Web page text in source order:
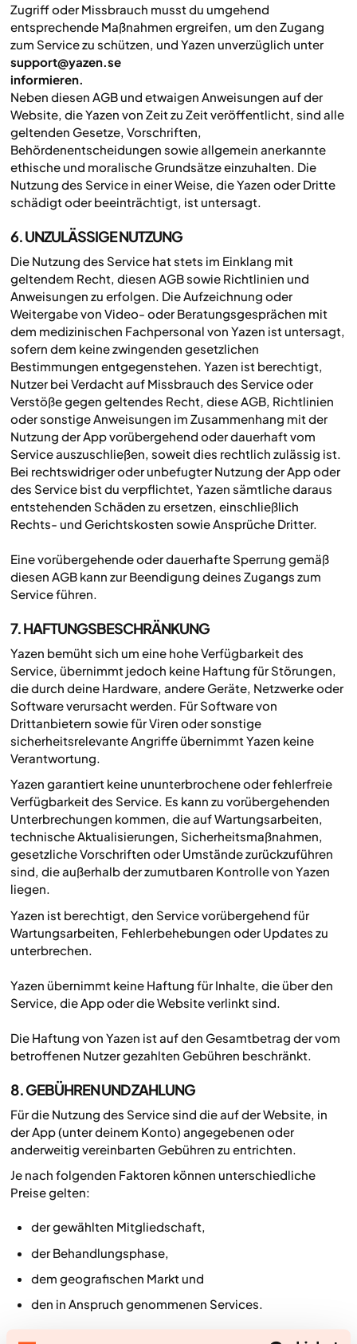
Zugriff oder Missbrauch musst du umgehend
entsprechende Maßnahmen ergreifen, um den Zugang
zum Service zu schützen, und Yazen unverzüglich unter
support@yazen.se
informieren.‍
Neben diesen AGB und etwaigen Anweisungen auf der
Website, die Yazen von Zeit zu Zeit veröffentlicht, sind alle
geltenden Gesetze, Vorschriften,
Behördenentscheidungen sowie allgemein anerkannte
ethische und moralische Grundsätze einzuhalten. Die
Nutzung des Service in einer Weise, die Yazen oder Dritte
schädigt oder beeinträchtigt, ist untersagt.
6. UNZULÄSSIGE NUTZUNG
Die Nutzung des Service hat stets im Einklang mit
geltendem Recht, diesen AGB sowie Richtlinien und
Anweisungen zu erfolgen. Die Aufzeichnung oder
Weitergabe von Video- oder Beratungsgesprächen mit
dem medizinischen Fachpersonal von Yazen ist untersagt,
sofern dem keine zwingenden gesetzlichen
Bestimmungen entgegenstehen. Yazen ist berechtigt,
Nutzer bei Verdacht auf Missbrauch des Service oder
Verstöße gegen geltendes Recht, diese AGB, Richtlinien
oder sonstige Anweisungen im Zusammenhang mit der
Nutzung der App vorübergehend oder dauerhaft vom
Service auszuschließen, soweit dies rechtlich zulässig ist.‍
Bei rechtswidriger oder unbefugter Nutzung der App oder
des Service bist du verpflichtet, Yazen sämtliche daraus
entstehenden Schäden zu ersetzen, einschließlich
Rechts- und Gerichtskosten sowie Ansprüche Dritter.
Eine vorübergehende oder dauerhafte Sperrung gemäß
diesen AGB kann zur Beendigung deines Zugangs zum
Service führen.
7. HAFTUNGSBESCHRÄNKUNG
Yazen bemüht sich um eine hohe Verfügbarkeit des
Service, übernimmt jedoch keine Haftung für Störungen,
die durch deine Hardware, andere Geräte, Netzwerke oder
Software verursacht werden. Für Software von
Drittanbietern sowie für Viren oder sonstige
sicherheitsrelevante Angriffe übernimmt Yazen keine
Verantwortung.
Yazen garantiert keine ununterbrochene oder fehlerfreie
Verfügbarkeit des Service. Es kann zu vorübergehenden
Unterbrechungen kommen, die auf Wartungsarbeiten,
technische Aktualisierungen, Sicherheitsmaßnahmen,
gesetzliche Vorschriften oder Umstände zurückzuführen
sind, die außerhalb der zumutbaren Kontrolle von Yazen
liegen.
Yazen ist berechtigt, den Service vorübergehend für
Wartungsarbeiten, Fehlerbehebungen oder Updates zu
unterbrechen.
Yazen übernimmt keine Haftung für Inhalte, die über den
Service, die App oder die Website verlinkt sind.
Die Haftung von Yazen ist auf den Gesamtbetrag der vom
betroffenen Nutzer gezahlten Gebühren beschränkt.
8. GEBÜHREN UND ZAHLUNG
Für die Nutzung des Service sind die auf der Website, in
der App (unter deinem Konto) angegebenen oder
anderweitig vereinbarten Gebühren zu entrichten.
Je nach folgenden Faktoren können unterschiedliche
Preise gelten:
der gewählten Mitgliedschaft,
der Behandlungsphase,
dem geografischen Markt und
den in Anspruch genommenen Services.